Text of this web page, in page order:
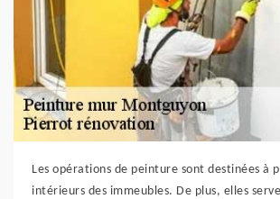
Les opérations de peinture sont destinées à
intérieurs des immeubles. De plus, elles